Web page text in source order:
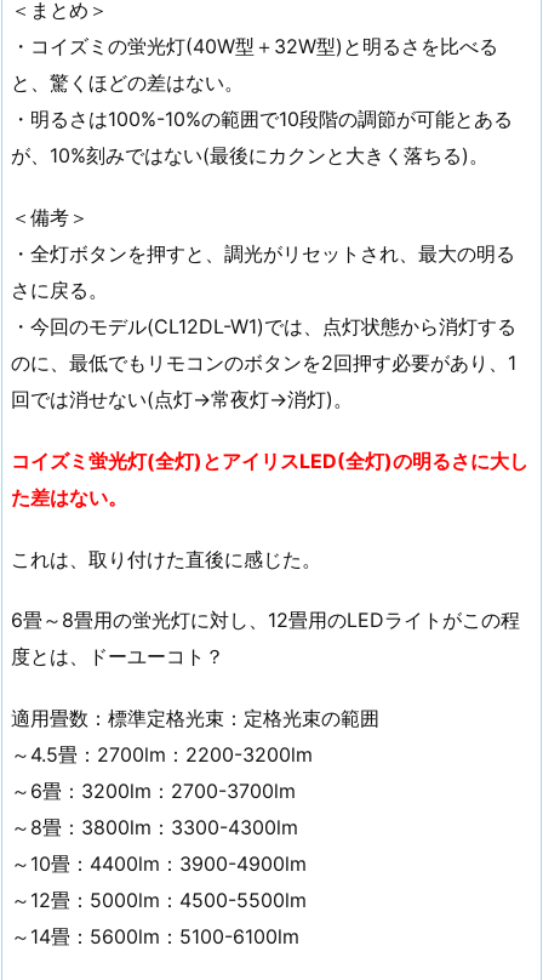
＜まとめ＞
・コイズミの蛍光灯(40W型＋32W型)と明るさを比べる
と、驚くほどの差はない。
・明るさは100%-10%の範囲で10段階の調節が可能とある
が、10%刻みではない(最後にカクンと大きく落ちる)。
＜備考＞
・全灯ボタンを押すと、調光がリセットされ、最大の明る
さに戻る。
・今回のモデル(CL12DL-W1)では、点灯状態から消灯する
のに、最低でもリモコンのボタンを2回押す必要があり、1
回では消せない(点灯→常夜灯→消灯)。
コイズミ蛍光灯(全灯)とアイリスLED(全灯)の明るさに大し
た差はない。
これは、取り付けた直後に感じた。
6畳～8畳用の蛍光灯に対し、12畳用のLEDライトがこの程
度とは、ドーユーコト？
適用畳数：標準定格光束：定格光束の範囲
～4.5畳：2700lm：2200-3200lm
～6畳：3200lm：2700-3700lm
～8畳：3800lm：3300-4300lm
～10畳：4400lm：3900-4900lm
～12畳：5000lm：4500-5500lm
～14畳：5600lm：5100-6100lm